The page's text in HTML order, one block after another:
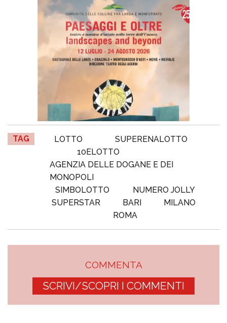
TAG LOTTO
SUPERENALOTTO
10ELOTTO
AGENZIA DELLE DOGANE E DEI
MONOPOLI
SIMBOLOTTO
NUMERO JOLLY
SUPERSTAR
BARI
MILANO
ROMA
COMMENTA
SCRIVI/SCOPRI I COMMENTI